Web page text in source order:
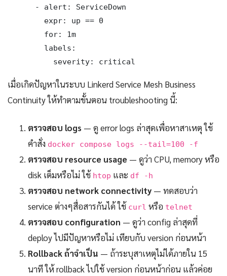
      - alert: ServiceDown
        expr: up == 0
        for: 1m
        labels:
          severity: critical
เมื่อเกิดปัญหาในระบบ Linkerd Service Mesh Business
Continuity ให้ทำตามขั้นตอน troubleshooting นี้:
ตรวจสอบ logs — ดู error logs ล่าสุดเพื่อหาสาเหตุ ใช้
คำสั่ง docker compose logs --tail=100 -f
ตรวจสอบ resource usage — ดูว่า CPU, memory หรือ
disk เต็มหรือไม่ ใช้ htop และ df -h
ตรวจสอบ network connectivity — ทดสอบว่า
service ต่างๆสื่อสารกันได้ ใช้ curl หรือ telnet
ตรวจสอบ configuration — ดูว่า config ล่าสุดที่
deploy ไปมีปัญหาหรือไม่ เทียบกับ version ก่อนหน้า
Rollback ถ้าจำเป็น — ถ้าระบุสาเหตุไม่ได้ภายใน 15
นาที ให้ rollback ไปใช้ version ก่อนหน้าก่อน แล้วค่อย